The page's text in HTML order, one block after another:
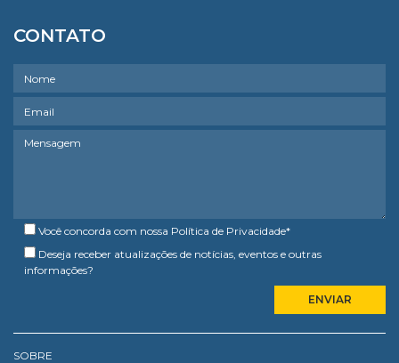
CONTATO
Você concorda com nossa Política de Privacidade*
Deseja receber atualizações de notícias, eventos e outras
informações?
SOBRE